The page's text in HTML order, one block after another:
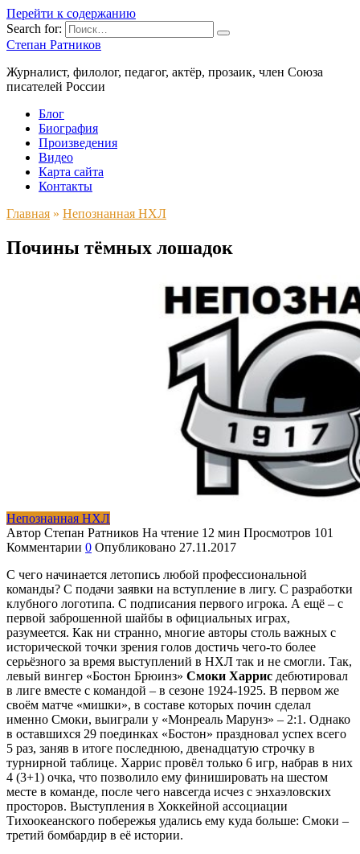
Перейти к содержанию
Search for:
Степан Ратников
Журналист, филолог, педагог, актёр, прозаик, член Союза
писателей России
Блог
Биография
Произведения
Видео
Карта сайта
Контакты
Главная » Непознанная НХЛ
Почины тёмных лошадок
Непознанная НХЛ
Автор Степан Ратников На чтение 12 мин Просмотров 101
Комментарии 0 Опубликовано 27.11.2017
С чего начинается летопись любой профессиональной
команды? С подачи заявки на вступление в лигу. С разработки
клубного логотипа. С подписания первого игрока. А ещё – с
первой заброшенной шайбы в официальных играх,
разумеется. Как ни странно, многие авторы столь важных с
исторической точки зрения голов достичь чего-то более
серьёзного за время выступлений в НХЛ так и не смогли. Так,
левый вингер «Бостон Брюинз» Смоки Харрис дебютировал
в лиге вместе с командой – в сезоне 1924-1925. В первом же
своём матче «мишки», в составе которых почин сделал
именно Смоки, выиграли у «Монреаль Марунз» – 2:1. Однако
в оставшихся 29 поединках «Бостон» праздновал успех всего
5 раз, заняв в итоге последнюю, двенадцатую строчку в
турнирной таблице. Харрис провёл только 6 игр, набрав в них
4 (3+1) очка, что позволило ему финишировать на шестом
месте в команде, после чего навсегда исчез с энхаэловских
просторов. Выступления в Хоккейной ассоциации
Тихоокеанского побережья удались ему куда больше: Смоки –
третий бомбардир в её истории.